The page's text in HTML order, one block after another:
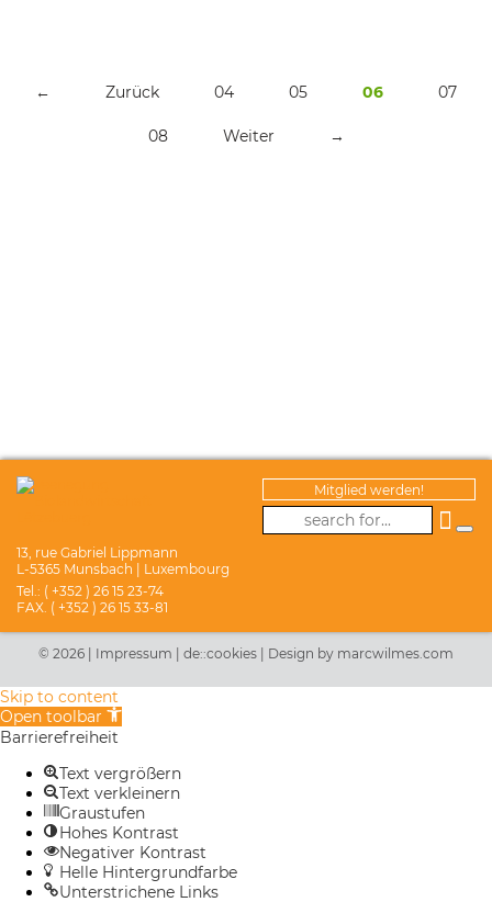
← Zurück 04 05 06 07
08 Weiter →
Mitglied werden!
13, rue Gabriel Lippmann
L-5365 Munsbach | Luxembourg
Tel.: ( +352 ) 26 15 23-74
FAX. ( +352 ) 26 15 33-81
© 2026 | Impressum de::cookies Design by marcwilmes.com
Skip to content
Open toolbar
Barrierefreiheit
Text vergrößern
Text verkleinern
Graustufen
Hohes Kontrast
Negativer Kontrast
Helle Hintergrundfarbe
Unterstrichene Links